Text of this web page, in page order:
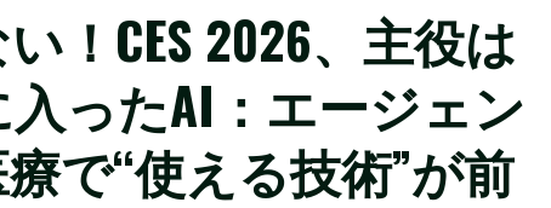
！CES 2026、主役は
入ったAI：エージェン
で“使える技術”が前